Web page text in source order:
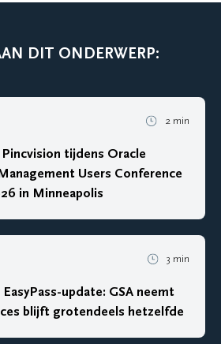
DIT ONDERWERP:
2 min
tijdens Oracle
Users Conference
in Minneapolis
3 min
update: GSA neemt
blijft grotendeels hetzelfde